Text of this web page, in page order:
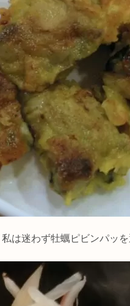
は迷わず牡蠣ピビンパッを